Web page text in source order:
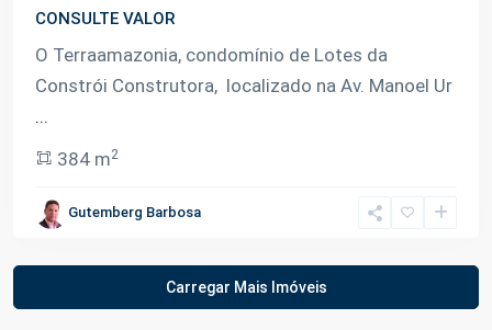
CONSULTE VALOR
O Terraamazonia, condomínio de Lotes da
Constrói Construtora, localizado na Av. Manoel Ur
...
384 m2
Gutemberg Barbosa